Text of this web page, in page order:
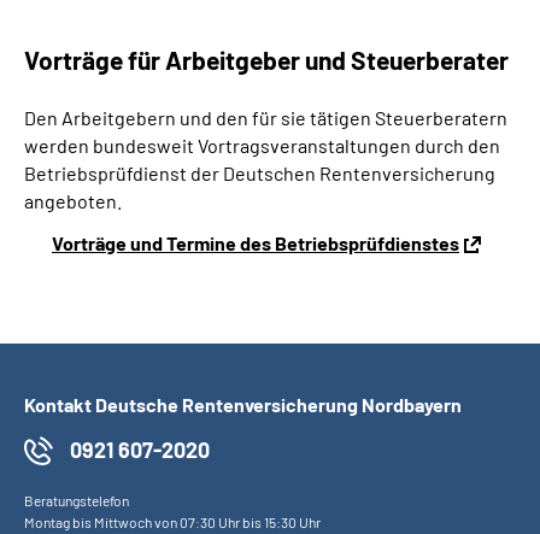
Vorträge für Arbeitgeber und Steuerberater
Den Arbeitgebern und den für sie tätigen Steuerberatern
werden bundesweit Vortragsveranstaltungen durch den
Betriebsprüfdienst der Deutschen Rentenversicherung
angeboten.
Vorträge und Termine des Betriebsprüfdienstes
Kontakt Deutsche Rentenversicherung Nordbayern
0921 607-2020
Beratungstelefon
Montag bis Mittwoch von 07:30 Uhr bis 15:30 Uhr